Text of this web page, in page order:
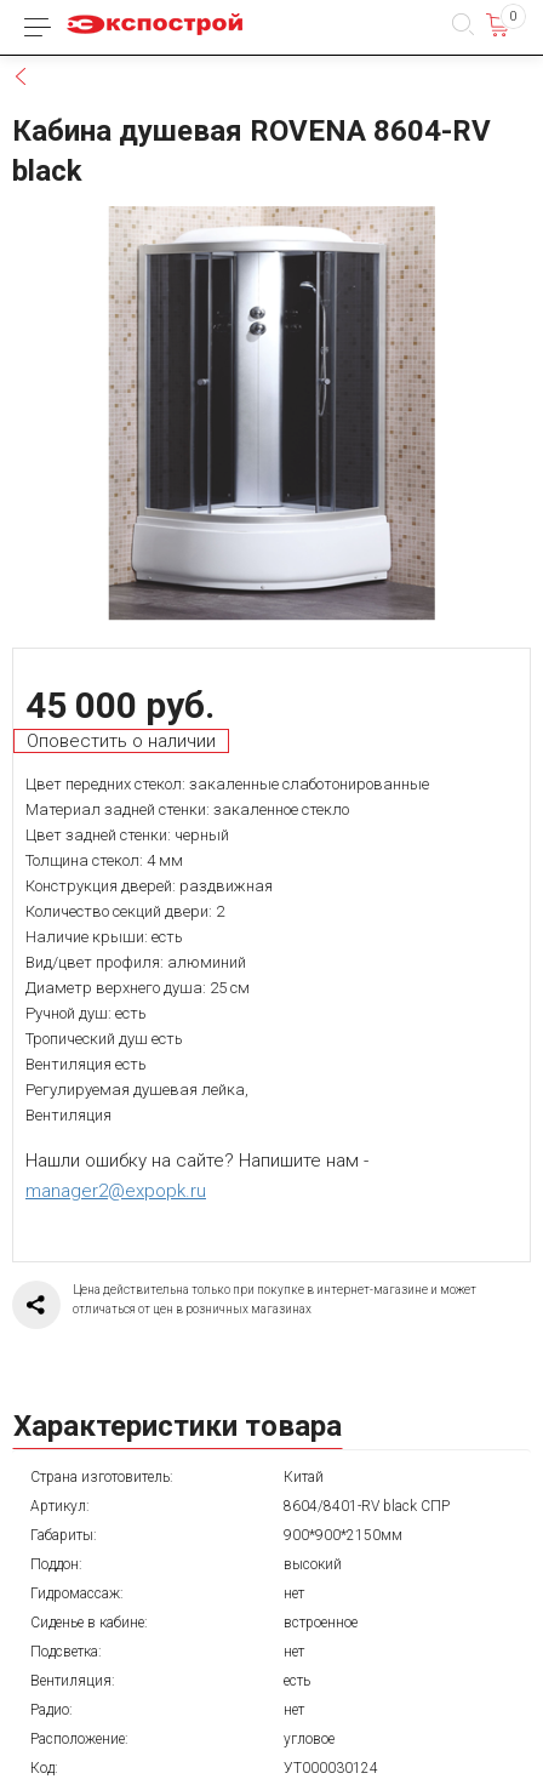
Каталог товаров 0
Кабина душевая ROVENA 8604-RV
black
45 000 руб.
Оповестить о наличии
Цвет передних стекол: закаленные слаботонированные
Материал задней стенки: закаленное стекло
Цвет задней стенки: черный
Толщина стекол: 4 мм
Конструкция дверей: раздвижная
Количество секций двери: 2
Наличие крыши: есть
Вид/цвет профиля: алюминий
Диаметр верхнего душа: 25 см
Ручной душ: есть
Тропический душ есть
Вентиляция есть
Регулируемая душевая лейка,
Вентиляция
Нашли ошибку на сайте? Напишите нам -
manager2@expopk.ru
Цена действительна только при покупке в интернет-магазине и может
отличаться от цен в розничных магазинах
Характеристики товара
Страна изготовитель:
Китай
Артикул:
8604/8401-RV black СПР
Габариты:
900*900*2150мм
Поддон:
высокий
Гидромассаж:
нет
Сиденье в кабине:
встроенное
Подсветка:
нет
Вентиляция:
есть
Радио:
нет
Расположение:
угловое
Код:
УТ000030124